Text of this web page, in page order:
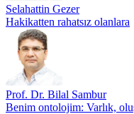
Selahattin Gezer
Hakikatten rahatsız olanlara
Prof. Dr. Bilal Sambur
Benim ontolojim: Varlık,